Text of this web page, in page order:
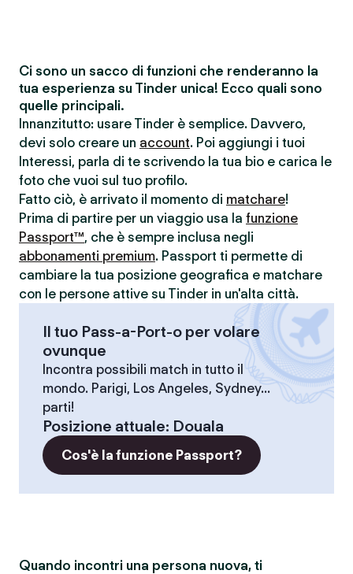
Ci sono un sacco di funzioni che renderanno la
tua esperienza su Tinder unica! Ecco quali sono
quelle principali.
Innanzitutto: usare Tinder è semplice. Davvero,
devi solo creare un account. Poi aggiungi i tuoi
Interessi, parla di te scrivendo la tua bio e carica le
foto che vuoi sul tuo profilo.
Fatto ciò, è arrivato il momento di matchare!
Prima di partire per un viaggio usa la funzione
Passport™, che è sempre inclusa negli
abbonamenti premium. Passport ti permette di
cambiare la tua posizione geografica e matchare
con le persone attive su Tinder in un'alta città.
Il tuo Pass-a-Port-o per volare
ovunque
Incontra possibili match in tutto il
mondo. Parigi, Los Angeles, Sydney...
parti!
Posizione attuale: Douala
Cos'è la funzione Passport?
Quando incontri una persona nuova, ti